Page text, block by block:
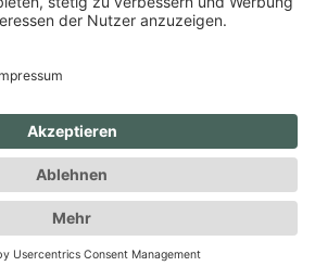
ob sie drin bleiben oder